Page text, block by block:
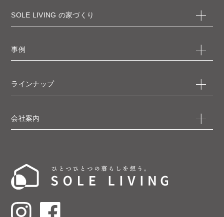
SOLE LIVING の家づくり
事例
ラインナップ
会社案内